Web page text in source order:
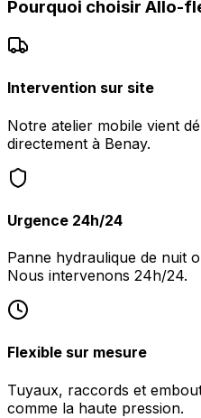
Pourquoi choisir Allo-
Intervention sur site
Notre atelier mobile vient
directement à Benay.
Urgence 24h/24
Panne hydraulique de nuit
Nous intervenons 24h/24.
Flexible sur mesure
Tuyaux, raccords et
comme la haute pression.